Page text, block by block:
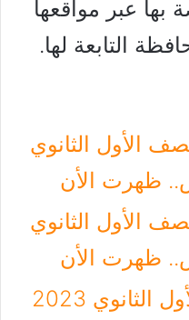
بها عبر مواقعها
التابعة لها.
الأول الثانوي
الأول الثانوي
لينك نتيجة الصف الأول الثانوي 2023